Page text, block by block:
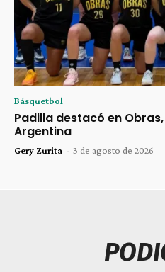
Básquetbol
Padilla destacó en
Argentina
Gery Zurita - 3 de agosto de 2026